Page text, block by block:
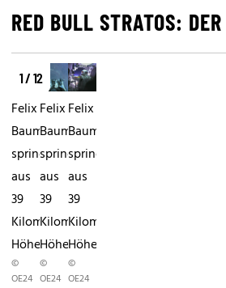
RED BULL STRATOS:
1 / 12
Felix
Baumgartner
springt
aus
39
Kilometer
Höhe
©
OE24
Felix
Baumgartner
springt
aus
39
Kilometer
Höhe
©
OE24
Felix
Baumgartner
springt
aus
39
Kilometer
Höhe
©
OE24